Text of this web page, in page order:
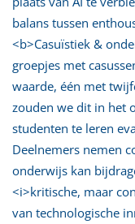
balans tussen
<b>Casuïstiek &
groepjes met
waarde, één met
zouden we dit in het
studenten te leren
Deelnemers nemen
onderwijs kan
<i>kritische, maar
van technologische